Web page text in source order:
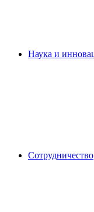
Наука и
Сотрудничество